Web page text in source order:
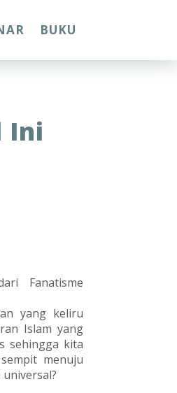
BUKU
Ini
Fanatisme
yang keliru
Islam yang
sehingga kita
menuju